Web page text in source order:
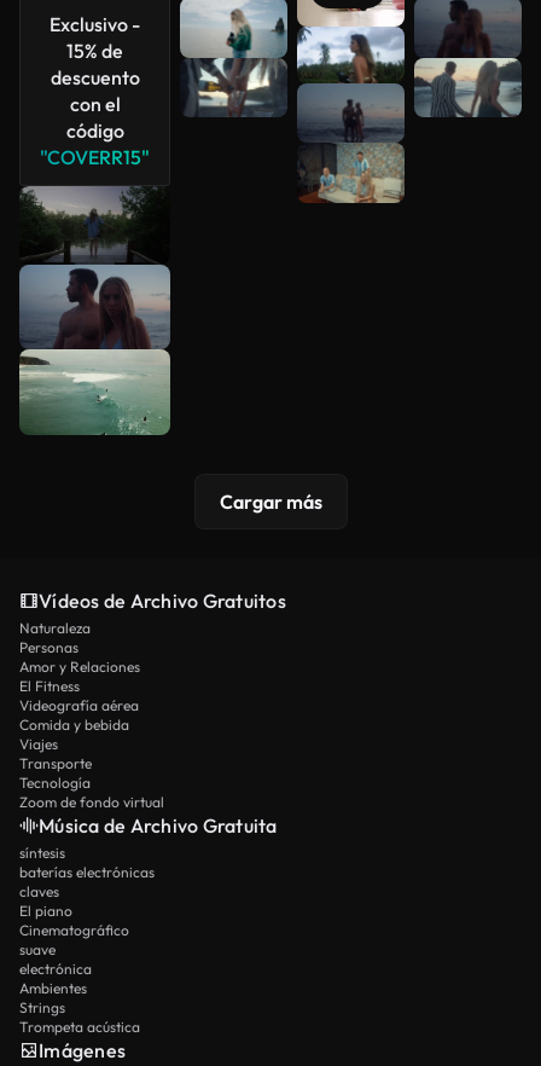
Exclusivo -
15% de
descuento
con el
código
"COVERR15"
Cargar más
Vídeos de Archivo Gratuitos
Naturaleza
Personas
Amor y Relaciones
El Fitness
Videografía aérea
Comida y bebida
Viajes
Transporte
Tecnología
Zoom de fondo virtual
Música de Archivo Gratuita
síntesis
baterías electrónicas
claves
El piano
Cinematográfico
suave
electrónica
Ambientes
Strings
Trompeta acústica
Imágenes